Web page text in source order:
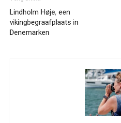
Lindholm Høje, een
vikingbegraafplaats in
Denemarken